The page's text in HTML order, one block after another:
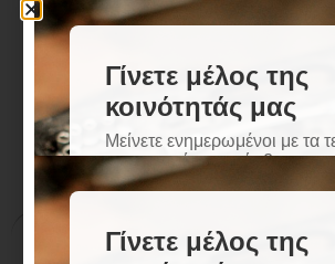
Περιγραφή Επιπλέον